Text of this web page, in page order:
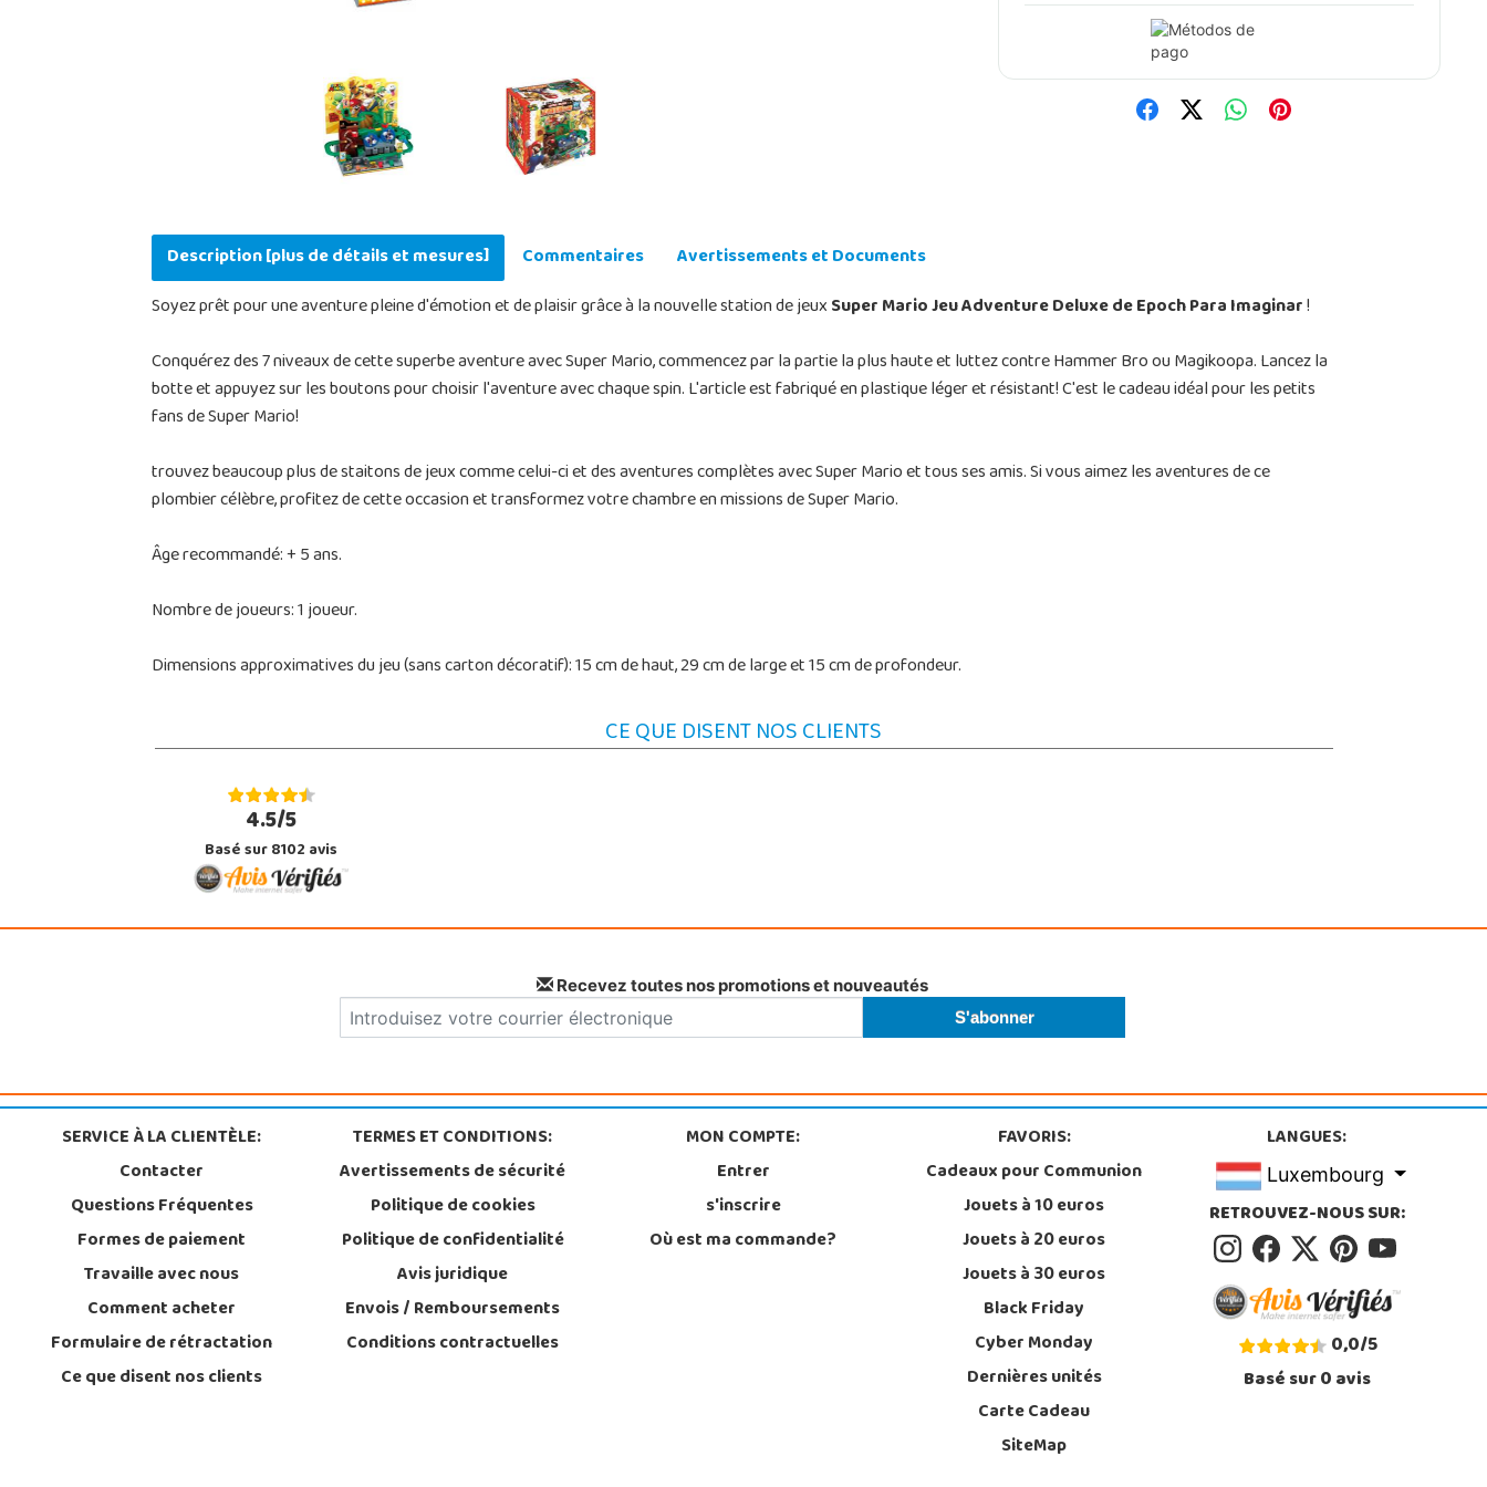
Description [plus de détails et mesures] Commentaires
Avertissements et Documents
Soyez prêt pour une aventure pleine d'émotion et de plaisir grâce à la nouvelle station de jeuxSuper Mario Jeu Adventure Deluxe de Epoch Para Imaginar!
Conquérez des 7 niveaux de cette superbe aventure avec Super Mario, commencez par la partie la plus haute et luttez contre Hammer Bro ou Magikoopa. Lancez la
botte et appuyez sur les boutons pour choisir l'aventure avec chaque spin. L'article est fabriqué en plastique léger et résistant! C'est le cadeau idéal pour les petits
fans de Super Mario!
trouvez beaucoup plus de staitons de jeux comme celui-ci et des aventures complètes avec Super Mario et tous ses amis. Si vous aimez les aventures de ce
plombier célèbre, profitez de cette occasion et transformez votre chambre en missions de Super Mario.
Âge recommandé: + 5 ans.
Nombre de joueurs: 1 joueur.
Dimensions approximatives du jeu (sans carton décoratif): 15 cm de haut, 29 cm de large et 15 cm de profondeur.
CE QUE DISENT NOS CLIENTS
4.5/5
Basé sur 8102 avis
Recevez toutes nos promotions et nouveautés
SERVICE À LA CLIENTÈLE:
Contacter
Questions Fréquentes
Formes de paiement
Travaille avec nous
Comment acheter
Formulaire de rétractation
Ce que disent nos clients
TERMES ET CONDITIONS:
Avertissements de sécurité
Politique de cookies
Politique de confidentialité
Avis juridique
Envois / Remboursements
Conditions contractuelles
MON COMPTE:
Entrer
s'inscrire
Où est ma commande?
FAVORIS:
Cadeaux pour Communion
Jouets à 10 euros
Jouets à 20 euros
Jouets à 30 euros
Black Friday
Cyber Monday
Dernières unités
Carte Cadeau
SiteMap
LANGUES:
Luxembourg
RETROUVEZ-NOUS SUR:
0,0/5
Basé sur0avis